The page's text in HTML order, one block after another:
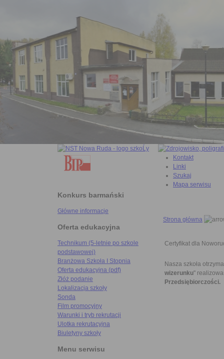
Konkurs barmański
Główne informacje
Oferta edukacyjna
Technikum (5-letnie po szkole
podstawowej)
Branżowa Szkoła I Stopnia
Oferta edukacyjna (pdf)
Złóż podanie
Lokalizacja szkoły
Sonda
Film promocyjny
Warunki i tryb rekrutacji
Ulotka rekrutacyjna
Biuletyny szkoły
Menu serwisu
Kontakt
Linki
Szukaj
Mapa serwisu
Strona główna
Certyfikat dla
Nasza szkoła
wizerunku"
Przedsiębiorczości.